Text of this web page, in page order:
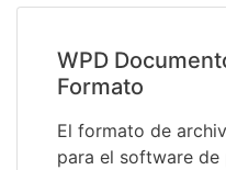
WPD
Formato
El formato de
para el software